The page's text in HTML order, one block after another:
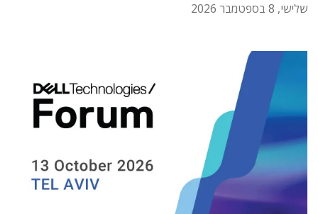
שלישי, 8 בספטמבר 2026